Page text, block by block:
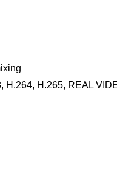
H.264, H.265, REAL